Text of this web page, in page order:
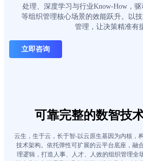
处理、深度学习与行业Know-How，
等组织管理核心场景的效能跃升。以
管理，让决策精准有
立即咨询
可靠完整的数智技
云生，生于云，长于智-以云原生基因为内核，
技术架构。依托弹性可扩展的云平台底座，融
理逻辑，打造人事、人才、人效的组织管理全